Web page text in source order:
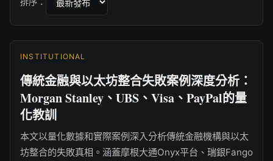
INSTITUTIONAL
傳統金融與以太坊整合失敗案例深度分析：
Morgan Stanley、UBS、Visa、PayPal的量
化教訓
本文以量化數據和實際案例深入分析傳統金融機構與以太
坊整合的失敗真相。涵蓋摩根大通Onyx平台、瑞銀Fango